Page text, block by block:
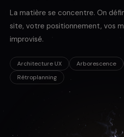
La matière se concentre. On
site, votre positionnement, vos
improvisé.
Architecture UX Arborescence
Rétroplanning